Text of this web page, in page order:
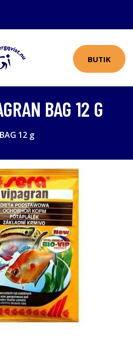
BUTIK
BAG 12 G
12 g